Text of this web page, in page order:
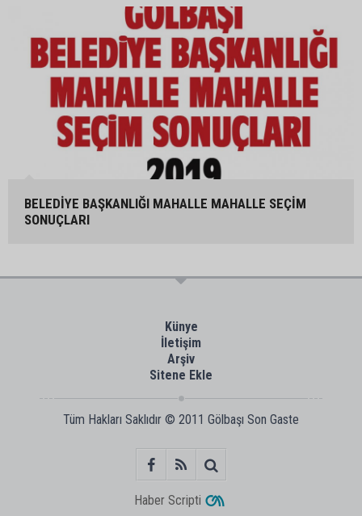
BELEDİYE BAŞKANLIĞI MAHALLE MAHALLE SEÇİM
SONUÇLARI
Künye
İletişim
Arşiv
Sitene Ekle
Tüm Hakları Saklıdır © 2011 Gölbaşı Son Gaste
Haber Scripti